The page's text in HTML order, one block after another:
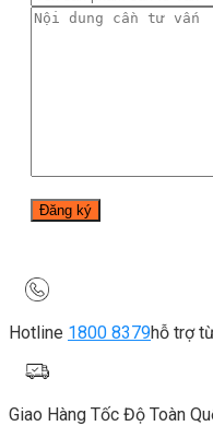
Hotline 1800 8379hỗ trợ
Giao Hàng Tốc Độ Toàn